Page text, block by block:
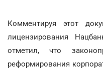
Комментируя этот
лицензирования
отметил, что
реформирования